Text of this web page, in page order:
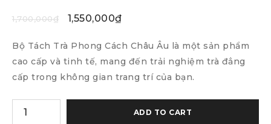
1,700,000₫ 1,550,000₫
Bộ Tách Trà Phong Cách Châu Âu là một sản phẩm
cao cấp và tinh tế, mang đến trải nghiệm trà đẳng
cấp trong không gian trang trí của bạn.
ADD TO CART